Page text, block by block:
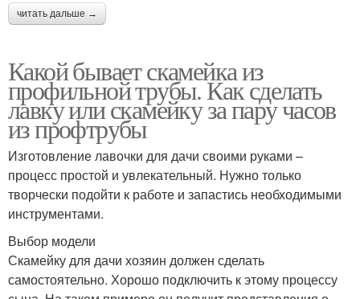
читать дальше →
Какой бывает скамейка из
профильной трубы. Как сделать
лавку или скамейку за пару часов
из профтрубы
Изготовление лавочки для дачи своими руками –
процесс простой и увлекательный. Нужно только
творчески подойти к работе и запастись необходимыми
инструментами.
Выбор модели
Скамейку для дачи хозяин должен сделать
самостоятельно. Хорошо подключить к этому процессу